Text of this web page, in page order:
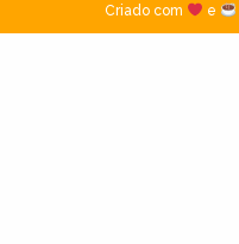
Criado com
e